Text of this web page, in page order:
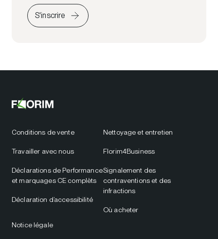
S'inscrire
Conditions de vente
Travailler avec nous
Déclarations de Performance
et marquages CE complèts
Déclaration d’accessibilité
Nettoyage et entretien
Florim4Business
Signalement des
contraventions et des
infractions
Où acheter
Notice légale